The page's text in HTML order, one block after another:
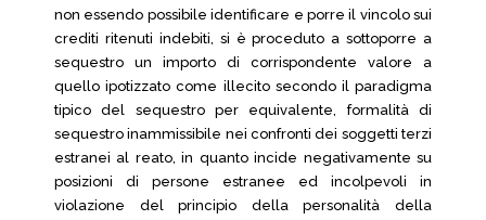
non essendo possibile identificare e porre il vincolo sui
crediti ritenuti indebiti, si è proceduto a sottoporre a
sequestro un importo di corrispondente valore a
quello ipotizzato come illecito secondo il paradigma
tipico del sequestro per equivalente, formalità di
sequestro inammissibile nei confronti dei soggetti terzi
estranei al reato, in quanto incide negativamente su
posizioni di persone estranee ed incolpevoli in
violazione del principio della personalità della